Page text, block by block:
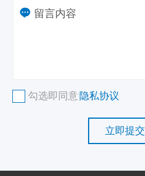
勾选即同意 隐私协议
立即提交